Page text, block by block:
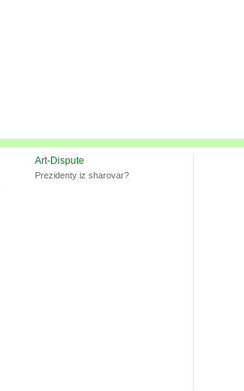
Art-Dispute
Prezidenty iz sharovar?